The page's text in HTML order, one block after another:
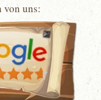
von uns: